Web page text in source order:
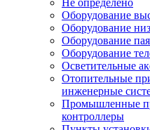
Не определено
Оборудование
Оборудование
Оборудование
Оборудование
Осветительные
Отопительные
инженерные
Промышленные
контроллеры